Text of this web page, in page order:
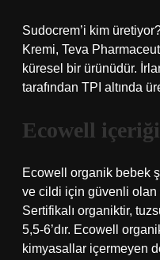
Sudocrem’i kim
Kremi, Teva
küresel bir ürünüdür.
tarafından TPI altında
Ecowell
Ecowell organik bebek
ve cildi için güvenli
Sertifikalı organiktir,
5,5-6’dır. Ecowell
kimyasallar içermeyen